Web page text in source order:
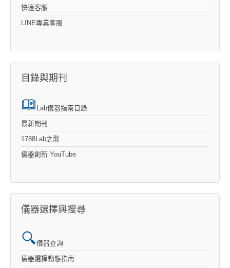
快速客服
LINE專業客服
目錄與期刊
Lab儀器指南目錄
最新期刊
1788Lab之歌
儀器創新 YouTube
儀器選擇與搜尋
儀器查詢
儀器選擇動態指南